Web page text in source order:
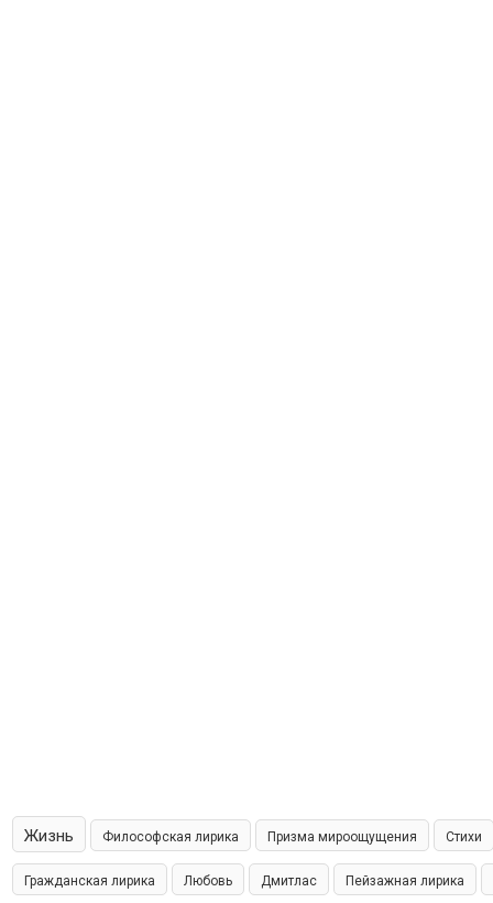
Жизнь Философская лирика Призма мироощущения Стихи
Гражданская лирика Любовь Дмитлас Пейзажная лирика